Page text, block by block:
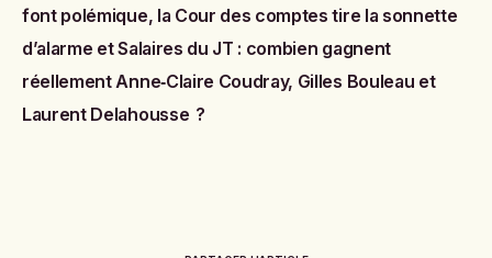
font polémique, la Cour des comptes tire la sonnette
d’alarme etSalaires du JT : combien gagnent
réellement Anne‑Claire Coudray, Gilles Bouleau et
Laurent Delahousse ?